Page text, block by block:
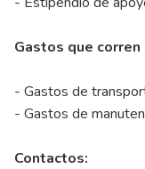
Gastos que
- Gastos de
- Gastos de
Contactos: